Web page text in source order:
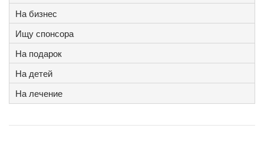
На бизнес
Ищу спонсора
На подарок
На детей
На лечение